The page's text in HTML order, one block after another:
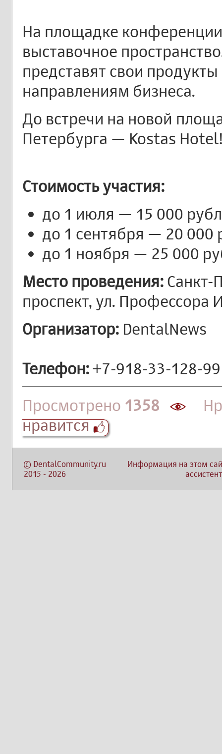
На площадке
выставочное
представят свои
направлениям бизнеса.
До встречи на новой
Петербурга — Kostas
Стоимость участия:
до 1 июля — 15 000
до 1 сентября — 20 000
до 1 ноября — 25 000
Место проведения: Санкт-
проспект, ул. Профессора
Организатор: DentalNews
Телефон:+7-918-33-128-99
Просмотрено 1358
нравится
© DentalCommunity.ru
2015 - 2026
Информация на этом